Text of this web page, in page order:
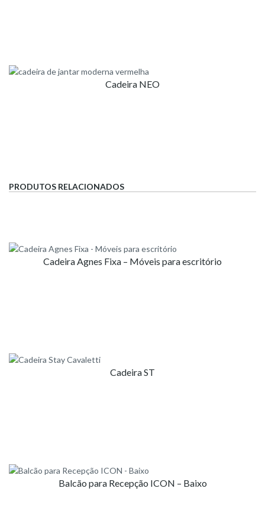
Cadeira NEO
PRODUTOS RELACIONADOS
Cadeira Agnes Fixa – Móveis para escritório
Cadeira ST
Balcão para Recepção ICON – Baixo